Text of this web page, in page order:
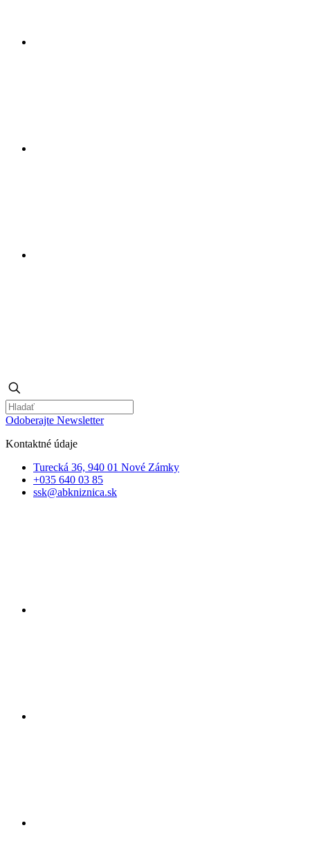
Odoberajte Newsletter
Kontaktné údaje
Turecká 36, 940 01 Nové Zámky
+035 640 03 85
ssk@abkniznica.sk